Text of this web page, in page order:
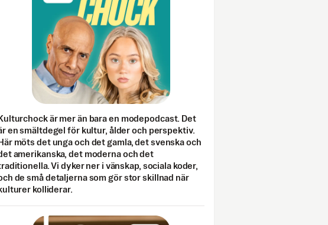
Kulturchock är mer än bara en modepodcast. Det
en smältdegel för kultur, ålder och perspektiv.
Här möts det unga och det gamla, det svenska och
amerikanska, det moderna och det
Vi dyker ner i vänskap, sociala koder,
de små detaljerna som gör stor skillnad när
kolliderar.